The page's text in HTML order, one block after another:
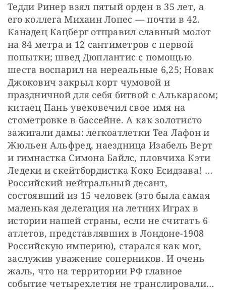
Тедди Ринер взял пятый орден в 35 лет, а
его коллега Михаин Лопес — почти в 42.
Канадец Кацберг отправил славный молот
на 84 метра и 12 сантиметров с первой
попытки; швед Дюплантис с помощью
шеста воспарил на нереальные 6,25; Новак
Джокович закрыл корт чумовой и
праздничной для себя битвой с Алькарасом;
китаец Пань увековечил свое имя на
стометровке в бассейне. А как золотисто
зажигали дамы: легкоатлетки Теа Лафон и
Жюльен Альфред, наездница Изабель Верт
и гимнастка Симона Байлс, пловчиха Кэти
Ледеки и скейтбордистка Коко Есидзава! …
Российский нейтральный десант,
состоявший из 15 человек (это была самая
маленькая делегация на летних Играх в
истории нашей страны, если не считать 6
атлетов, представлявших в Лондоне-1908
Российскую империю), старался как мог,
заслужив уважение соперников. И очень
жаль, что на территории РФ главное
событие четырехлетия не транслировали…